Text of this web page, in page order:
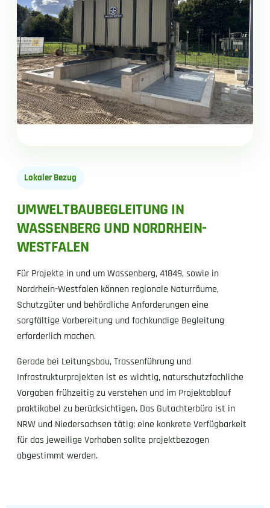
Lokaler Bezug
UMWELTBAUBEGLEITUNG IN
WASSENBERG UND NORDRHEIN-
WESTFALEN
Für Projekte in und um Wassenberg, 41849, sowie in
Nordrhein-Westfalen können regionale Naturräume,
Schutzgüter und behördliche Anforderungen eine
sorgfältige Vorbereitung und fachkundige Begleitung
erforderlich machen.
Gerade bei Leitungsbau, Trassenführung und
Infrastrukturprojekten ist es wichtig, naturschutzfachliche
Vorgaben frühzeitig zu verstehen und im Projektablauf
praktikabel zu berücksichtigen. Das Gutachterbüro ist in
NRW und Niedersachsen tätig; eine konkrete Verfügbarkeit
für das jeweilige Vorhaben sollte projektbezogen
abgestimmt werden.